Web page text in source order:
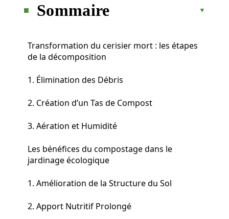
Sommaire
Transformation du cerisier mort : les étapes
de la décomposition
1. Élimination des Débris
2. Création d’un Tas de Compost
3. Aération et Humidité
Les bénéfices du compostage dans le
jardinage écologique
1. Amélioration de la Structure du Sol
2. Apport Nutritif Prolongé